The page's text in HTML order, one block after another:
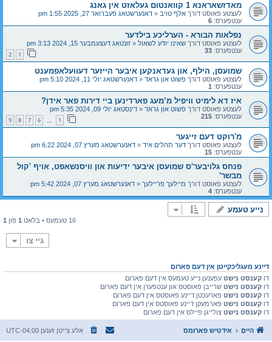
מאדזשאראנא 1 קוואנטום געלאזט אין גאנג
לעצטע פאוסט דורך אלף טויב « דאנערשטאג פעברואר 27, 2025 1:55 pm
ענטפערס: 6
נפלאות הבורא - הערליכע בילדער
לעצטע פאוסט דורך שאינו יודע לשאול « זונטאג דעצעמבער 15, 2024 3:13 pm
ענטפערס: 33
1
2
שמועסן, הילף, און געדאנקען איבער הייזער דעוועלאפמענט
לעצטע פאוסט דורך פשוט און גראד « דאנערשטאג יולי 11, 2024 5:10 pm
ענטפערס: 1
איז דא לימיט וויפיל מ’מעג פארדינען ביי דירות פאר אידן?
לעצטע פאוסט דורך פשוט און גראד « דינסטאג יולי 09, 2024 5:35 pm
ענטפערס: 215
1
…
6
7
8
9
מ'רוקט דעם זייגער
לעצטע פאוסט דורך דער תהלים איד « דאנערשטאג מערץ 07, 2024 6:22 pm
ענטפערס: 15
פנחס גלויבער'ס שמועסן איבער ידיעות און וויסנשאפט, אויף 'קול
מבשר'
לעצטע פאוסט דורך מיילעך פריילעך « דאנערשטאג מערץ 07, 2024 5:42 pm
ענטפערס: 4
נייע טעמע
16 טעמעס • בלאט 1 פון 1
גיי צו
דיינע מעגליכקייטן אין דעם פארום
דו קענסט נישט עפענען נייע טעמעס אין דעם פארום
דו קענסט נישט שרייבן פאוסטס און ענטפערן אין דעם פארום
דו קענסט נישט פארעכטן דיינע פאוסטס אין דעם פארום
דו קענסט נישט פארמעקן דיינע פאוסטס אין דעם פארום
דו קענסט נישט צולייגן פיילס אין דעם פארום
היים אידטיש פארומס אלע צייטן זענען UTC-04:00